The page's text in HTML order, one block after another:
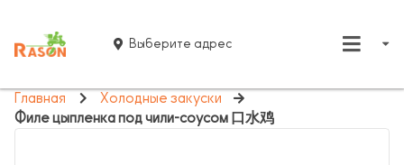
Выберите адрес
Главная
Холодные закуски
Филе цыпленка под чили-соусом 口水鸡